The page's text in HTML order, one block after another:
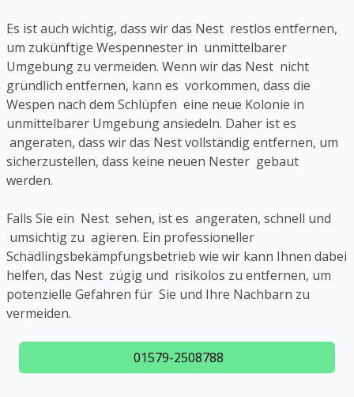
Es ist auch wichtig, dass wir das Nest restlos entfernen,
um zukünftige Wespennester in unmittelbarer
Umgebung zu vermeiden. Wenn wir das Nest nicht
gründlich entfernen, kann es vorkommen, dass die
Wespen nach dem Schlüpfen eine neue Kolonie in
unmittelbarer Umgebung ansiedeln. Daher ist es
angeraten, dass wir das Nest vollständig entfernen, um
sicherzustellen, dass keine neuen Nester gebaut
werden.
Falls Sie ein Nest sehen, ist es angeraten, schnell und
umsichtig zu agieren. Ein professioneller
Schädlingsbekämpfungsbetrieb wie wir kann Ihnen dabei
helfen, das Nest zügig und risikolos zu entfernen, um
potenzielle Gefahren für Sie und Ihre Nachbarn zu
vermeiden.
01579-2508788